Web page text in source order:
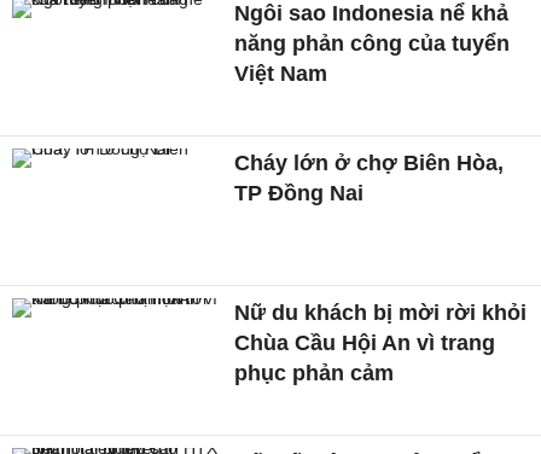
Ngôi sao Indonesia nể khả
năng phản công của tuyển
Việt Nam
Cháy lớn ở chợ Biên Hòa,
TP Đồng Nai
Nữ du khách bị mời rời khỏi
Chùa Cầu Hội An vì trang
phục phản cảm